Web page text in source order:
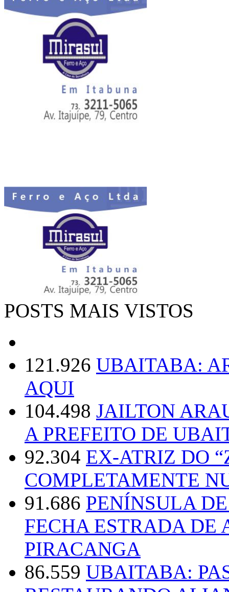
POSTS MAIS VISTOS
121.926 UBAITABA:
AQUI
104.498 JAILTON
A PREFEITO DE
92.304 EX-ATRIZ DO
COMPLETAMENTE
91.686 PENÍNSULA
FECHA ESTRADA DE
PIRACANGA
86.559 UBAITABA: